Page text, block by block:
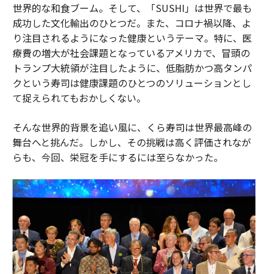
世界的な和食ブーム。そして、「SUSHI」は世界で最も
成功した文化輸出のひとつだ。また、コロナ禍以降、よ
り注目されるようになった健康というテーマ。特に、医
療費の増大が社会課題となっているアメリカで、冒頭の
トランプ大統領が注目したように、低脂肪かつ高タンパ
クという寿司は健康課題のひとつのソリューションとし
て捉えられてもおかしくない。
そんな世界的背景を追い風に、くら寿司は世界最高峰の
舞台へと挑んだ。しかし、その挑戦は高く評価されなが
らも、今回、栄冠を手にするには至らなかった。